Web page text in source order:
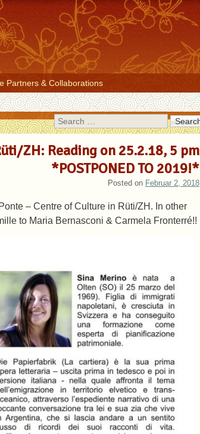
Partners & Collaborations
Search
ZH: Reading on 25.2.18, 5 pm
*POSTPONED TO 2019!*
Posted on Februar 2, 2018
– Centre of Culture in Rüti/ZH. In other
to Maria Bernasconi & Carmela Fronterré!!